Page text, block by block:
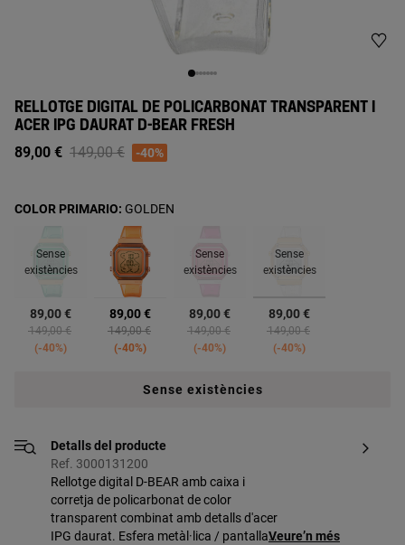
RELLOTGE DIGITAL DE POLICARBONAT TRANSPARENT I
ACER IPG DAURAT D-BEAR FRESH
89,00 € Price reduced from
149,00 €to-40%
Sense
existències
89,00 €
Price reduced from
149,00 €to
-40%
89,00 €
Price reduced from
149,00 €to
-40%
Sense
existències
89,00 €
Price reduced from
149,00 €to
-40%
Sense
existències
seleccionats
89,00 €
Price reduced from
149,00 €to
-40%
COLOR PRIMARIO: GOLDEN
Sense existències
Detalls del producte
Ref. 3000131200
Rellotge digital D-BEAR amb caixa i
corretja de policarbonat de color
transparent combinat amb detalls d'acer
IPG daurat. Esfera metàl·lica / pantallaVeure’n més